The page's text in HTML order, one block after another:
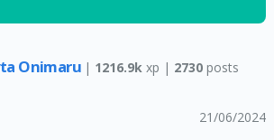
Onimaru | 1216.9k xp | 2730 posts
21/06/2024